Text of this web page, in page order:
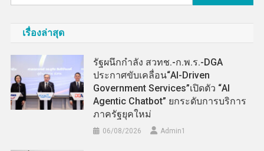
สำหรับ:
เรื่องล่าสุด
รัฐผนึกกำลัง สวทช.-ก.พ.ร.-DGA
ประกาศขับเคลื่อน“AI-Driven
Government Services”เปิดตัว “AI
Agentic Chatbot” ยกระดับการบริการ
ภาครัฐยุคใหม่
06/08/2026 Admin​1